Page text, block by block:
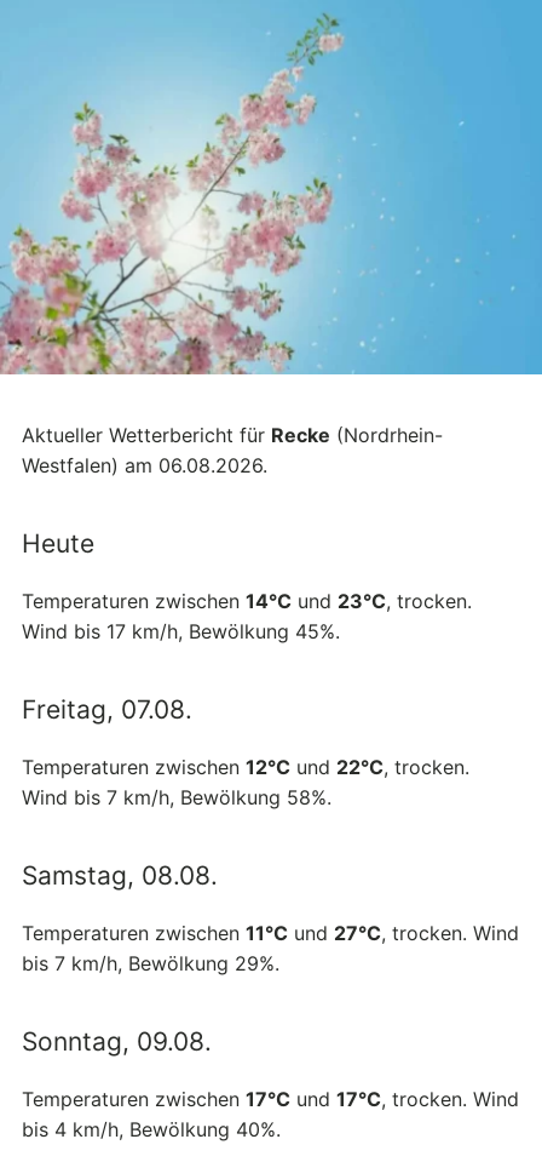
Aktueller Wetterbericht für Recke (Nordrhein-
Westfalen) am 06.08.2026.
Heute
Temperaturen zwischen 14°C und 23°C, trocken.
Wind bis 17 km/h, Bewölkung 45%.
Freitag, 07.08.
Temperaturen zwischen 12°C und 22°C, trocken.
Wind bis 7 km/h, Bewölkung 58%.
Samstag, 08.08.
Temperaturen zwischen 11°C und 27°C, trocken. Wind
bis 7 km/h, Bewölkung 29%.
Sonntag, 09.08.
Temperaturen zwischen 17°C und 17°C, trocken. Wind
bis 4 km/h, Bewölkung 40%.